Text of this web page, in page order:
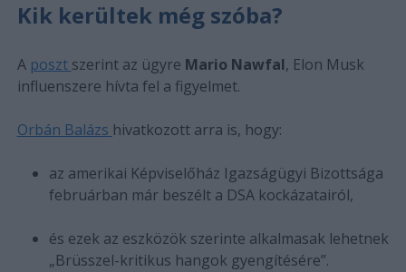
Kik kerültek még szóba?
A poszt szerint az ügyre Mario Nawfal, Elon Musk
influenszere hívta fel a figyelmet.
Orbán Balázs hivatkozott arra is, hogy:
az amerikai Képviselőház Igazságügyi Bizottsága
februárban már beszélt a DSA kockázatairól,
és ezek az eszközök szerinte alkalmasak lehetnek
„Brüsszel-kritikus hangok gyengítésére”.